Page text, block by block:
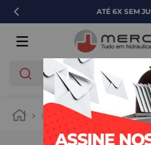
ATÉ 6X SEM
O que você está buscando?
hidráulica tubos e